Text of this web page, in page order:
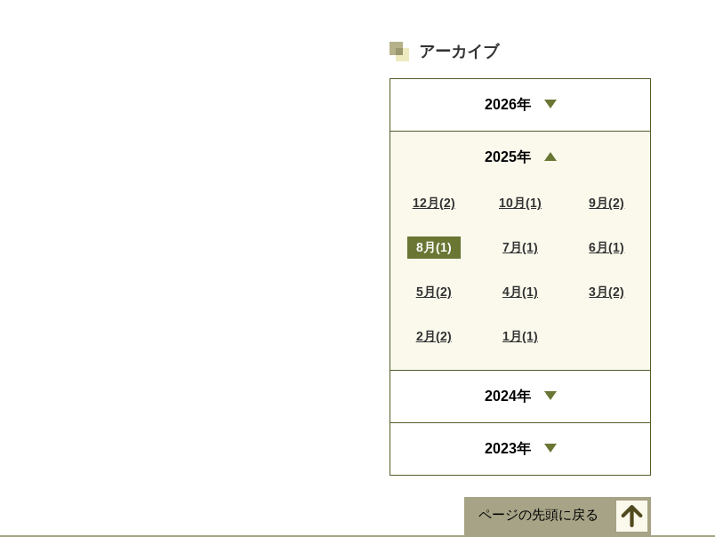
アーカイブ
2026年
2025年
12月(2) 10月(1) 9月(2)
8月(1) 7月(1) 6月(1)
5月(2) 4月(1) 3月(2)
2月(2) 1月(1)
2024年
2023年
ページの先頭に戻る